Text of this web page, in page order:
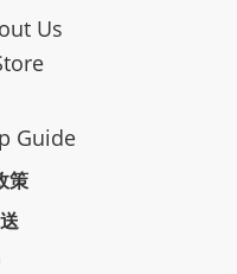
Us
Guide
策